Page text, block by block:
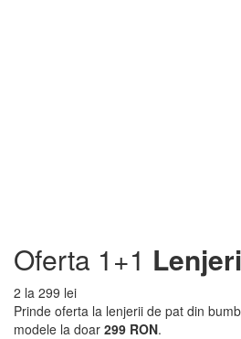
Oferta 1+1
2 la 299 lei
Prinde oferta la lenjerii de pat din
modele la doar 299 RON.